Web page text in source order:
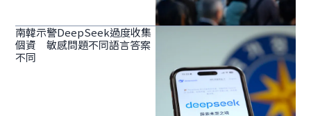
南韓示警DeepSeek過度收集
個資 敏感問題不同語言答案
不同